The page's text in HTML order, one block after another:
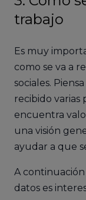
trabajo
Es muy
como se va a
sociales.
recibido varias
encuentra
una visión
ayudar a que
A
datos es